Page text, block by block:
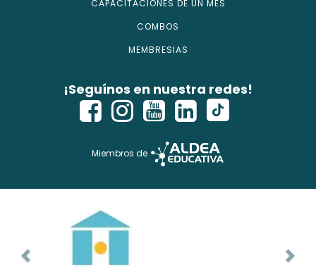
CAPACITACIONES DE UN MES
COMBOS
MEMBRESIAS
¡Seguínos en nuestra redes!
Miembros de
Copyright © 2026 - isecursos.com - Todos los derechos
ISE CURSOS® es marca registrada. Instituto Nacional de la